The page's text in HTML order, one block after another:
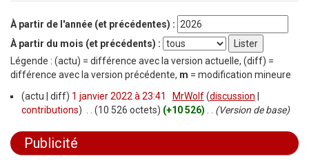
À partir de l'année (et précédentes) :
À partir du mois (et précédents) :
Légende : (actu) = différence avec la version actuelle, (diff) =
différence avec la version précédente, m = modification mineure
(actu | diff) 1 janvier 2022 à 23:41 MrWolf (discussion
contributions) . . (10 526 octets) (+10 526) . . (Version de base)
Publicité